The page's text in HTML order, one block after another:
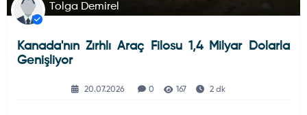
Tolga Demirel
Kanada'nın Zırhlı Araç Filosu 1,4 Milyar Dolarla
Genişliyor
20.07.2026 0 167 2 dk